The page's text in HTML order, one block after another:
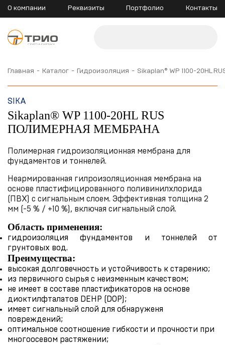
О компании Реквизиты Портфолио Контакты
Главная Каталог Гидроизоляция Sikaplan® WP 1100-20HL
SIKA
Sikaplan® WP 1100-20HL RUS
ПОЛИМЕРНАЯ МЕМБРАНА
Полимерная гидроизоляционная мембрана для
фундаментов и тоннелей.
Неармированная гилроизоляционная мембрана на
основе пластифицированного поливинилхлорида
(ПВХ) с сигнальным слоем. Эффективная толщина 2
мм (-5 % / +10 %), включая сигнальный слой.
Область применения:
гидроизоляция фундаментов и тоннелей от
грунтовых вод.
Преимущества:
высокая долговечность и устойчивость к старению;
из первичного сырья с неизменным качеством;
не имеет в составе пластификаторов на основе
диоктилфталатов DEHP (DOP);
имеет сигнальный слой для обнаруженя
повреждений;
оптимальное соотношение гибкости и прочности при
многоосевом растяжении;